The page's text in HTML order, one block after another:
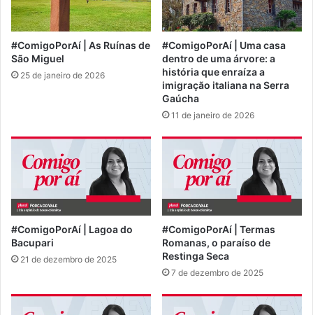
#ComigoPorAí | As Ruínas de
São Miguel
25 de janeiro de 2026
#ComigoPorAí | Uma casa
dentro de uma árvore: a
história que enraíza a
imigração italiana na Serra
Gaúcha
11 de janeiro de 2026
#ComigoPorAí | Lagoa do
Bacupari
21 de dezembro de 2025
#ComigoPorAí | Termas
Romanas, o paraíso de
Restinga Seca
7 de dezembro de 2025